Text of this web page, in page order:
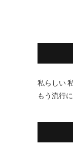
私らしい
もう流行